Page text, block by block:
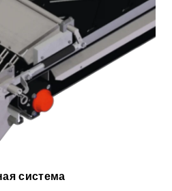
система